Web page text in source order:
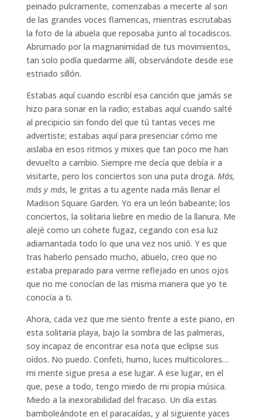
peinado pulcramente, comenzabas a mecerte al son
de las grandes voces flamencas, mientras escrutabas
la foto de la abuela que reposaba junto al tocadiscos.
Abrumado por la magnanimidad de tus movimientos,
tan solo podía quedarme allí, observándote desde ese
estriado sillón.
Estabas aquí cuando escribí esa canción que jamás se
hizo para sonar en la radio; estabas aquí cuando salté
al precipicio sin fondo del que tú tantas veces me
advertiste; estabas aquí para presenciar cómo me
aislaba en esos ritmos y mixes que tan poco me han
devuelto a cambio. Siempre me decía que debía ir a
visitarte, pero los conciertos son una puta droga. Más,
más y más, le gritas a tu agente nada más llenar el
Madison Square Garden. Yo era un león babeante; los
conciertos, la solitaria liebre en medio de la llanura. Me
alejé como un cohete fugaz, cegando con esa luz
adiamantada todo lo que una vez nos unió. Y es que
tras haberlo pensado mucho, abuelo, creo que no
estaba preparado para verme reflejado en unos ojos
que no me conocían de las misma manera que yo te
conocía a ti.
Ahora, cada vez que me siento frente a este piano, en
esta solitaria playa, bajo la sombra de las palmeras,
soy incapaz de encontrar esa nota que eclipse sus
oídos. No puedo. Confeti, humo, luces multicolores…
mi mente sigue presa a ese lugar. A ese lugar, en el
que, pese a todo, tengo miedo de mi propia música.
Miedo a la inexorabilidad del fracaso. Un día estas
bamboleándote en el paracaídas, y al siguiente yaces